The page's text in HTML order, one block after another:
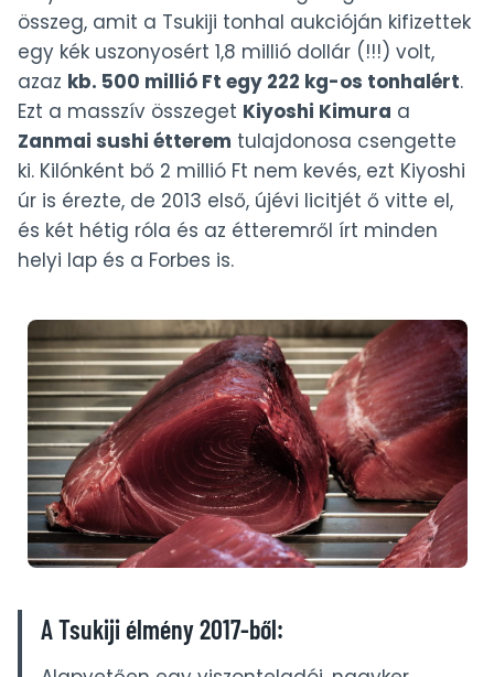
összeg, amit a Tsukiji tonhal aukcióján kifizettek
egy kék uszonyosért 1,8 millió dollár (!!!) volt,
azaz kb. 500 millió Ft egy 222 kg-os tonhalért.
Ezt a masszív összeget Kiyoshi Kimura a
Zanmai sushi étterem tulajdonosa csengette
ki. Kilónként bő 2 millió Ft nem kevés, ezt Kiyoshi
úr is érezte, de 2013 első, újévi licitjét ő vitte el,
és két hétig róla és az étteremről írt minden
helyi lap és a Forbes is.
A Tsukiji élmény 2017-ből: